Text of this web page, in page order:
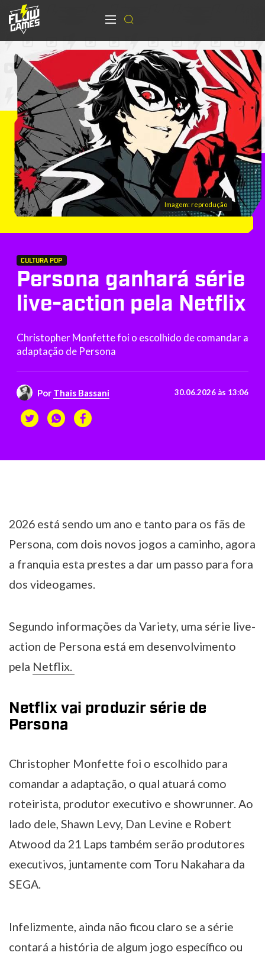
Imagem: reprodução
CULTURA POP
Persona ganhará série
live-action pela Netflix
Christopher Monfette foi o escolhido de comandar a
adaptação de Persona
Por Thais Bassani 30.06.2026 às 13:06
2026 está sendo um ano e tanto para os fãs de
Persona, com dois novos jogos a caminho, agora
a franquia esta prestes a dar um passo para fora
dos videogames.
Segundo informações da Variety, uma série live-
action de Persona está em desenvolvimento
pela Netflix.
Netflix vai produzir série de
Persona
Christopher Monfette foi o escolhido para
comandar a adaptação, o qual atuará como
roteirista, produtor executivo e showrunner. Ao
lado dele, Shawn Levy, Dan Levine e Robert
Atwood da 21 Laps também serão produtores
executivos, juntamente com Toru Nakahara da
SEGA.
Infelizmente, ainda não ficou claro se a série
contará a história de algum jogo específico ou